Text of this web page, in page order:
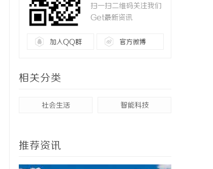
扫一扫二维码关注我们
Get最新资讯
加入QQ群 官方微博
相关分类
社会生活 智能科技
推荐资讯